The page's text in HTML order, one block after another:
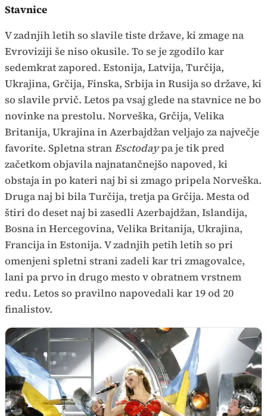
Stavnice
V zadnjih letih so slavile tiste države, ki zmage na
Evroviziji še niso okusile. To se je zgodilo kar
sedemkrat zapored. Estonija, Latvija, Turčija,
Ukrajina, Grčija, Finska, Srbija in Rusija so države, ki
so slavile prvič. Letos pa vsaj glede na stavnice ne bo
novinke na prestolu. Norveška, Grčija, Velika
Britanija, Ukrajina in Azerbajdžan veljajo za največje
favorite. Spletna stranEsctodaypa je tik pred
začetkom objavila najnatančnejšo napoved, ki
obstaja in po kateri naj bi si zmago pripela Norveška.
Druga naj bi bila Turčija, tretja pa Grčija. Mesta od
štiri do deset naj bi zasedli Azerbajdžan, Islandija,
Bosna in Hercegovina, Velika Britanija, Ukrajina,
Francija in Estonija. V zadnjih petih letih so pri
omenjeni spletni strani zadeli kar tri zmagovalce,
lani pa prvo in drugo mesto v obratnem vrstnem
redu. Letos so pravilno napovedali kar 19 od 20
finalistov.